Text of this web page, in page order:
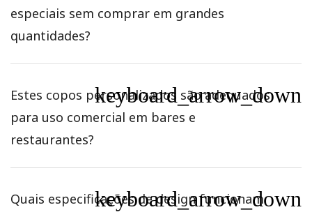
especiais sem comprar em grandes
quantidades?
Estes copos personalizados são adequados
para uso comercial em bares e
restaurantes?
keyboard_arrow_down
Quais especificações de design funcionam
keyboard_arrow_down